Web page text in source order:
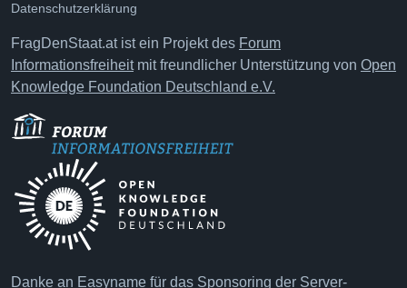
Datenschutzerklärung
FragDenStaat.at ist ein Projekt des Forum
Informationsfreiheitmit freundlicher Unterstützung von Open
Knowledge Foundation Deutschland e.V.
Danke an Easyname für das Sponsoring der Server-